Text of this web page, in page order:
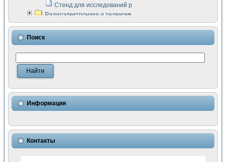
Стенд для исследований рабочих процессов ДВС в
Радиоэлектроника и телекоммуникации
LabVIEW в расчетах радиолиний систем передачи данных
Аппаратно-программный комплекс для исследования
Виртуальный лабораторный стенд для исследования
Измерение шумовых параметров операционных
Измерительный преобразователь на основе цифровой
Использование NI LabVIEW для математического
Исследовние возможности создания измерителя ВАХ
Математическое моделирование генератора сигналов -
Применение осциллографического модуля с высоким
Симуляция отклика импульсного радиолокационного
Автоматизация формирования уравнений состояния для
Поиск
Информация
Контакты